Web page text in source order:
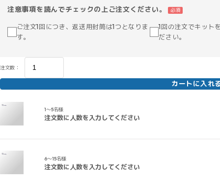
注意事項を読んでチェックの上ご注文ください。 必須
ご注文1回につき、返送用封筒は1つとなりま
す。
1回の注文でキット
ださい。
注文数：
カートに入れ
1～5名様
注文数に人数を入力してください
6～15名様
注文数に人数を入力してください